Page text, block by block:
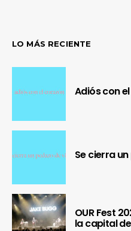
LO MÁS RECIENTE
Adiós con
Se cierra
OUR Fest
la capital